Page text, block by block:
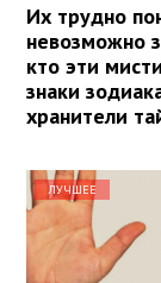
Их трудно
невозможно
кто эти
знаки
хранители
ЛУЧШЕЕ